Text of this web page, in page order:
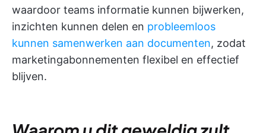
waardoor teams informatie kunnen bijwerken,
inzichten kunnen delen en probleemloos
kunnen samenwerken aan documenten, zodat
marketingabonnementen flexibel en effectief
blijven.